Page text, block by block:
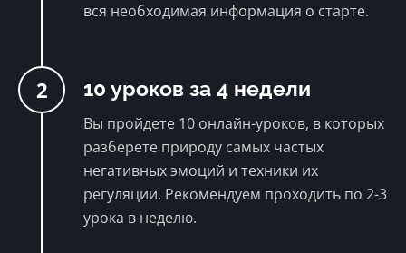
вся необходимая информация о старте.
2 10 уроков за 4 недели
Вы пройдете 10 онлайн-уроков, в которых
разберете природу самых частых
негативных эмоций и техники их
регуляции. Рекомендуем проходить по 2-3
урока в неделю.